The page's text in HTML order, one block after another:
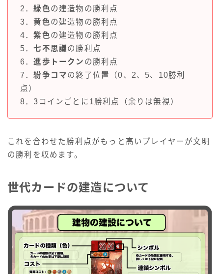
2．緑色の建造物の勝利点
3．黄色の建造物の勝利点
4．紫色の建造物の勝利点
5．七不思議の勝利点
6．進歩トークン の勝利点
7．紛争コマの終了位置（0、2、5、10勝利
点）
8．3コインごとに1勝利点（余りは無視）
これを合わせた勝利点がもっと高いプレイヤーが文明
の勝利を収めます。
世代カードの建造について